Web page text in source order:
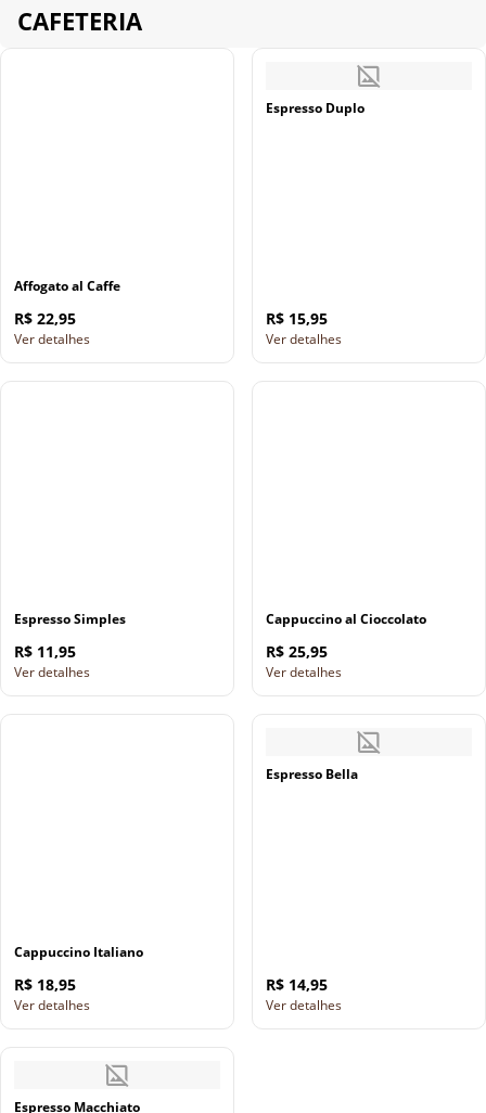
CAFETERIA
Affogato al Caffe
R$ 22,95
Ver detalhes
Espresso Duplo
R$ 15,95
Ver detalhes
Espresso Simples
R$ 11,95
Ver detalhes
Cappuccino al Cioccolato
R$ 25,95
Ver detalhes
Cappuccino Italiano
R$ 18,95
Ver detalhes
Espresso Bella
R$ 14,95
Ver detalhes
Espresso Macchiato